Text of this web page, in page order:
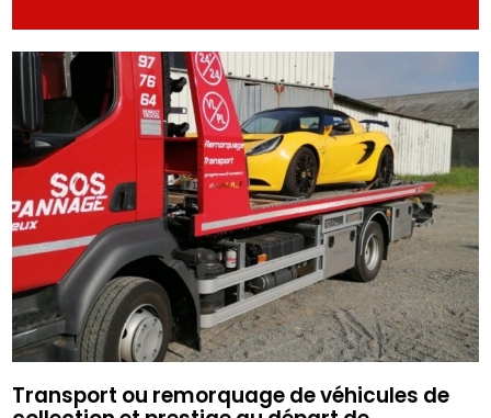
Transport ou remorquage de véhicules de